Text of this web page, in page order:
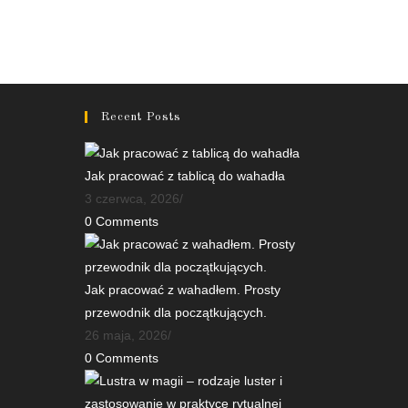
Recent Posts
Jak pracować z tablicą do wahadła
3 czerwca, 2026/
0 Comments
Jak pracować z wahadłem. Prosty
przewodnik dla początkujących.
26 maja, 2026/
0 Comments